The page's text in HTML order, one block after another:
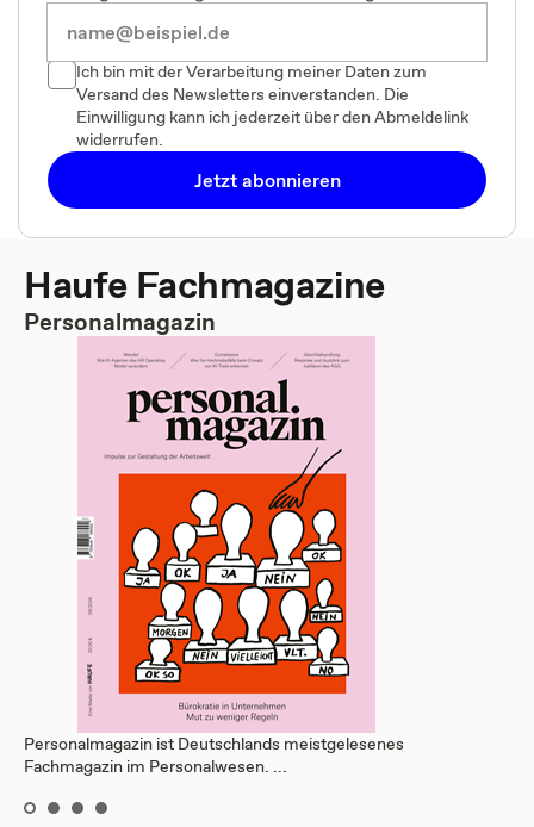
Ich bin mit der Verarbeitung meiner Daten zum
Versand des Newsletters einverstanden. Die
Einwilligung kann ich jederzeit über den Abmeldelink
widerrufen.
Jetzt abonnieren
Haufe Fachmagazine
Personalmagazin
Personalmagazin ist Deutschlands meistgelesenes
Fachmagazin im Personalwesen. ...